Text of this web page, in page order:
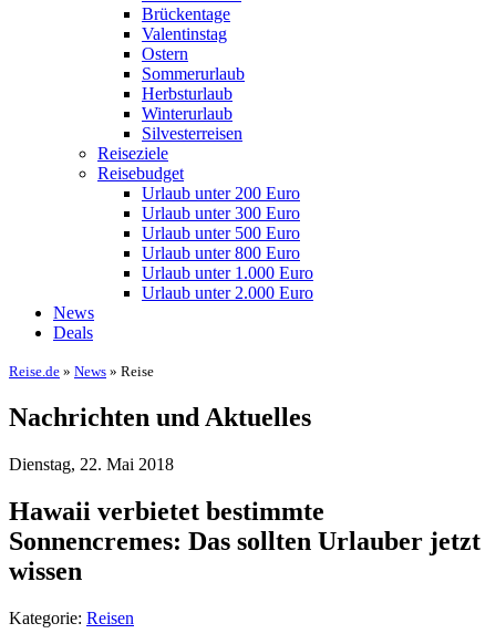
Brückentage
Valentinstag
Ostern
Sommerurlaub
Herbsturlaub
Winterurlaub
Silvesterreisen
Reiseziele
Reisebudget
Urlaub unter 200 Euro
Urlaub unter 300 Euro
Urlaub unter 500 Euro
Urlaub unter 800 Euro
Urlaub unter 1.000 Euro
Urlaub unter 2.000 Euro
News
Deals
Reise.de » News » Reise
Nachrichten und Aktuelles
Dienstag, 22. Mai 2018
Hawaii verbietet bestimmte
Sonnencremes: Das sollten Urlauber jetzt
wissen
Kategorie: Reisen